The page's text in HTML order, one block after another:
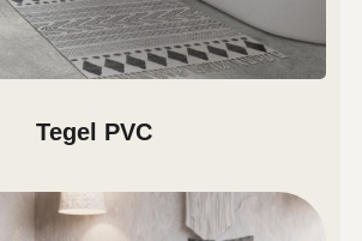
Tegel PVC